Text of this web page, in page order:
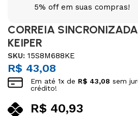
5% off em suas compras!
CORREIA
KEIPER
SKU:15S8M688KE
R$ 43,08
Em até1x de R$ 43,08 sem
crédito!
R$ 40,93